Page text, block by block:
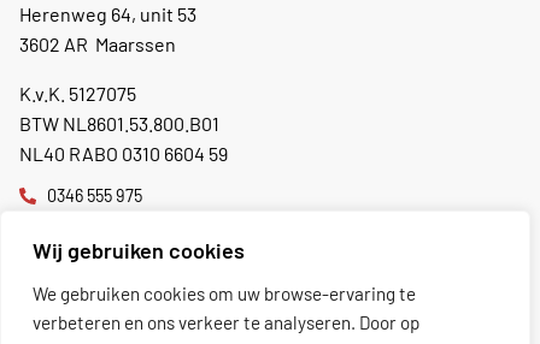
Wij gebruiken cookies
We gebruiken cookies om uw browse-ervaring te
verbeteren en ons verkeer te analyseren. Door op
Herenweg 64, unit 53
3602 AR Maarssen
K.v.K. 5127075
BTW NL8601.53.800.B01
NL40 RABO 0310 6604 59
0346 555 975
Nu geopend, sluit om 16:00